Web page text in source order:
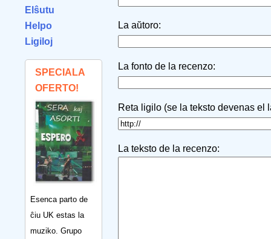
Elŝutu
Helpo
Ligiloj
SPECIALA
OFERTO!
Esenca parto de
ĉiu UK estas la
muziko. Grupo
La aŭtoro:
La fonto de la recenzo:
Reta ligilo (se la teksto devenas el
La teksto de la recenzo: